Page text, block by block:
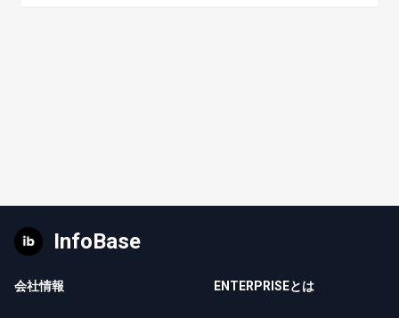
InfoBase
会社情報 ENTERPRISEとは